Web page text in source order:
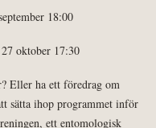
18:00
oktober 17:30
Eller ha ett föredrag om
sätta ihop programmet inför
ett entomologisk